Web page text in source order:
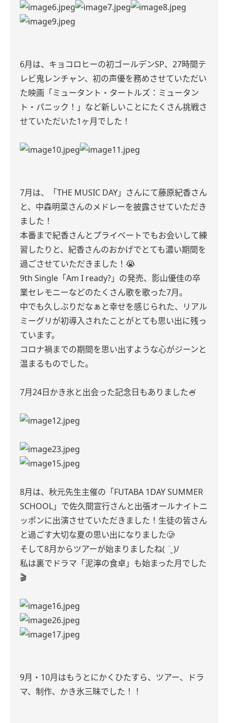
6月は、キョコロヒーの初ゴールデンSP、27時間テ
レビ鬼レンチャン、初の声優を務めさせていただい
た映画「ミュータント・タートルズ：ミュータン
ト・パニック！」など新しいことにたくさん挑戦さ
せていただいた1ヶ月でした！
7月は、「THE MUSIC DAY」さんにて藤原紀香さん
と、中森明菜さんのメドレーを披露させていただき
ました！
本番まで紀香さんとプライベートでもお会いして練
習したりと、紀香さんのおかげでとても濃い期間を
過ごさせていただきました！😭
9th Single「Am I ready?」の発売、影山優佳の卒
業セレモニーなどのたくさん歌を歌った7月。
中でも久しぶりだなぁと幸せを感じられた、リアル
ミーグリが初導入されたことがとても思い出に残っ
ています。
コロナ禍までの期間を思い出すような心がジーンと
温まるものでした。
7月24日かき氷と出会った記念日もありました🍧
8月は、秋元先生主催の「FUTABA 1DAY SUMMER
SCHOOL」で佐久間宣行さんと出張オールナイトニ
ッポンに出演させていただきました！生徒の皆さん
と過ごす大切な夏の思い出になりました🥲
そして8月からツアーが始まりましたね( ¨̮ )/
私は裏でドラマ「泥濘の食卓」も始まった月でした
🎬
9月・10月はもうとにかくひたすら、ツアー、ドラ
マ、制作、かき氷三昧でした！！